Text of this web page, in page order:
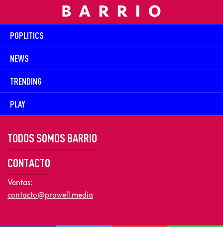
POPLITICS
NEWS
TRENDING
PLAY
TODOS SOMOS BARRIO
CONTACTO
Ventas:
contacto@prowell.media